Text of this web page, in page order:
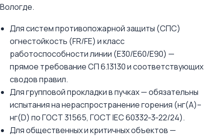
Вологде.
Для систем противопожарной защиты (СПС)
огнестойкость (FR/FE) и класс
работоспособности линии (E30/E60/E90) —
прямое требование СП 6.13130 и соответствующих
сводов правил.
Для групповой прокладки в пучках — обязательны
испытания на нераспространение горения (нг(A)–
нг(D) по ГОСТ 31565, ГОСТ IEC 60332‑3‑22/24).
Для общественных и критичных объектов —